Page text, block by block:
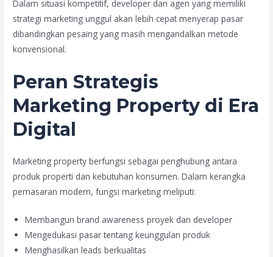
Dalam situasi kompetitif, developer dan agen yang memiliki
strategi marketing unggul akan lebih cepat menyerap pasar
dibandingkan pesaing yang masih mengandalkan metode
konvensional.
Peran Strategis
Marketing Property di Era
Digital
Marketing property berfungsi sebagai penghubung antara
produk properti dan kebutuhan konsumen. Dalam kerangka
pemasaran modern, fungsi marketing meliputi:
Membangun brand awareness proyek dan developer
Mengedukasi pasar tentang keunggulan produk
Menghasilkan leads berkualitas